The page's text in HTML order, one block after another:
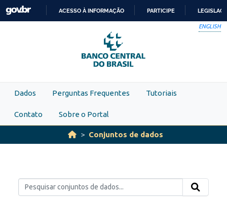
Skip to main content
PARA
O
CONTEÚDO
ACESSO À INFORMAÇÃO PARTICIPE
ENGLISH
Dados Perguntas Frequentes Tutoriais
Contato Sobre o Portal
Conjuntos de dados